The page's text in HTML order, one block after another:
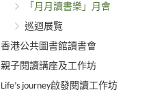
「月月讀書樂」月會
巡迴展覽
香港公共圖書館讀書會
親子閱讀講座及工作坊
Life’s journey啟發閱讀工作坊